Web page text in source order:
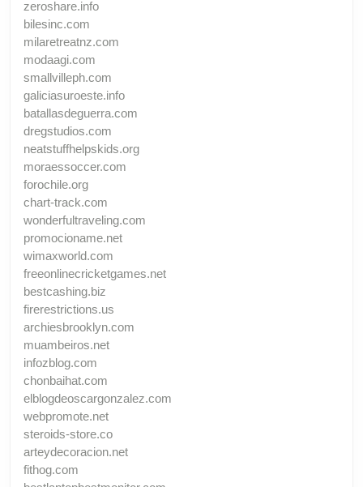
zeroshare.info
bilesinc.com
milaretreatnz.com
modaagi.com
smallvilleph.com
galiciasuroeste.info
batallasdeguerra.com
dregstudios.com
neatstuffhelpskids.org
moraessoccer.com
forochile.org
chart-track.com
wonderfultraveling.com
promocioname.net
wimaxworld.com
freeonlinecricketgames.net
bestcashing.biz
firerestrictions.us
archiesbrooklyn.com
muambeiros.net
infozblog.com
chonbaihat.com
elblogdeoscargonzalez.com
webpromote.net
steroids-store.co
arteydecoracion.net
fithog.com